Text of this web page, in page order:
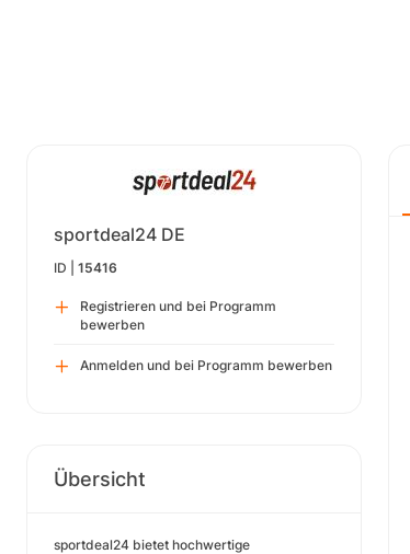
sportdeal24 DE
ID | 15416
Registrieren und bei Programm
bewerben
Anmelden und bei Programm bewerben
Übersicht
sportdeal24 bietet hochwertige